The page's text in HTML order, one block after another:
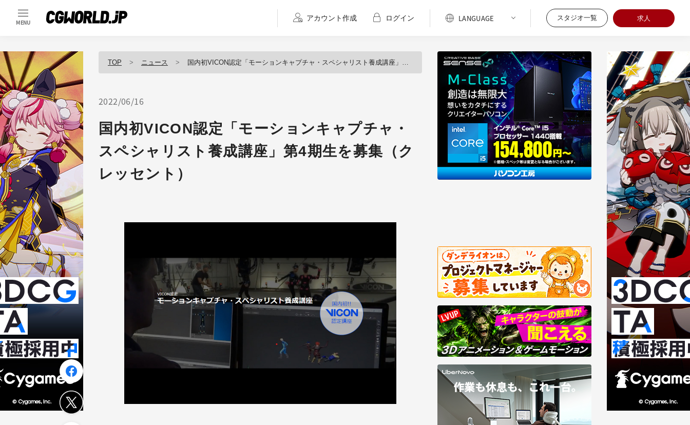
MENU
アカウント作成 ログイン スタジオ一覧 求人
TOP ニュース 国内初VICON認定「モーションキャプチャ・スペシャリスト養成講座」第4期生を募集（クレッセント）
2022/06/16
国内初VICON認定「モーションキャプチャ・
スペシャリスト養成講座」第4期生を募集（ク
レッセント）